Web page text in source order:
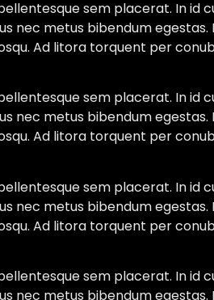
sem placerat. In id
nec metus bibendum egestas.
Ad litora torquent per
sem placerat. In id
nec metus bibendum egestas.
Ad litora torquent per
sem placerat. In id
nec metus bibendum egestas.
Ad litora torquent per
sem placerat. In id
nec metus bibendum egestas.